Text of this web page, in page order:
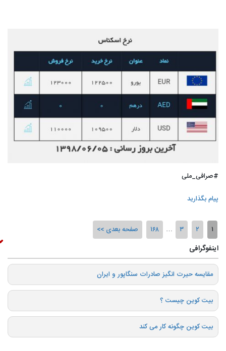
#صرافی_ملی
پیام بگذارید
۲ ۳ … ۱۶۸ صفحه بعدی
اینفوگرافی
️مقایسه حیرت انگیز صادرات سنگاپور و ایران
بیت کوین چیست ؟
بیت کوین چگونه کار می کند